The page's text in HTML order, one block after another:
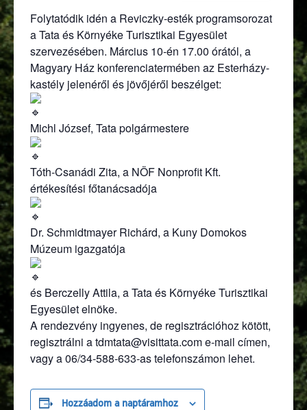
Folytatódik idén a Reviczky-esték programsorozat
a Tata és Környéke Turisztikai Egyesület
szervezésében. Március 10-én 17.00 órától, a
Magyary Ház konferenciatermében az Esterházy-
kastély jelenéről és jövőjéről beszélget:
Michl József, Tata polgármestere
Tóth-Csanádi Zita, a NÖF Nonprofit Kft.
értékesítési főtanácsadója
Dr. Schmidtmayer Richárd, a Kuny Domokos
Múzeum igazgatója
és Berczelly Attila, a Tata és Környéke Turisztikai
Egyesület elnöke.
A rendezvény ingyenes, de regisztrációhoz kötött,
regisztrálni a tdmtata@visittata.com e-mail címen,
vagy a 06/34-588-633-as telefonszámon lehet.
Hozzáadom a naptáramhoz